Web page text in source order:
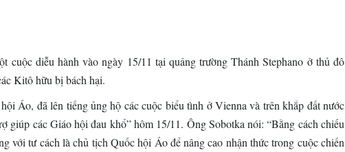
cuộc diễu hành vào ngày 15/11 tại quảng trường Thánh Stephano ở thủ đô
Kitô hữu bị bách hại.
Áo, đã lên tiếng ủng hộ các cuộc biểu tình ở Vienna và trên khắp đất nước
giúp các Giáo hội đau khổ” hôm 15/11. Ông Sobotka nói: “Bằng cách chiếu
với tư cách là chủ tịch Quốc hội Áo để nâng cao nhận thức trong cuộc chiến